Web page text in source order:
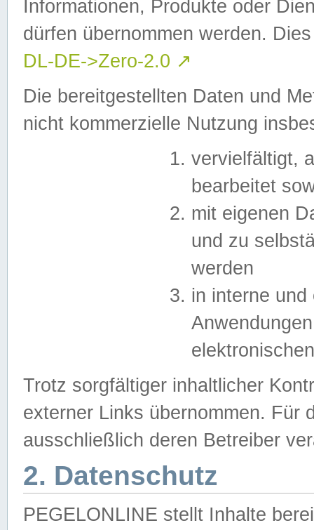
Informationen, Produkte oder
dürfen übernommen werden.
DL-DE->Zero-2.0 ↗
Die bereitgestellten Daten und
nicht kommerzielle Nutzung
vervielfältigt,
bearbeitet
mit eigenen
und zu
werden
in interne
Trotz sorgfältiger inhaltlicher
externer Links übernommen. Für
ausschließlich deren Betreiber
2. Datenschutz
PEGELONLINE stellt Inhalte